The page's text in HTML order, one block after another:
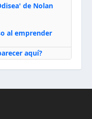
de Nolan
al emprender
aquí?